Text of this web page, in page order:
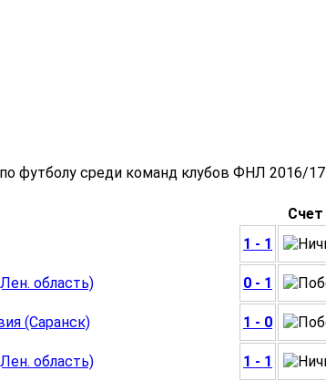
футболу среди команд клубов ФНЛ 2016/17
Счет
1 - 1
область) 0 - 1
(Саранск) 1 - 0
область) 1 - 1